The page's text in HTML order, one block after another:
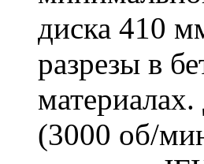
диска 410
разрезы в
(3000 об/